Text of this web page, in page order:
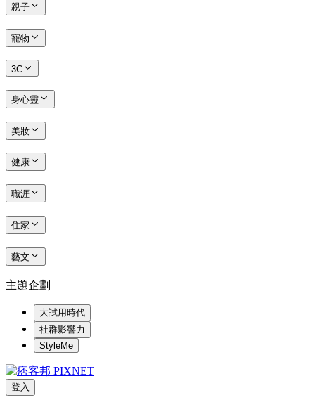
親子
寵物
3C
身心靈
美妝
健康
職涯
住家
藝文
主題企劃
大試用時代
社群影響力
StyleMe
登入